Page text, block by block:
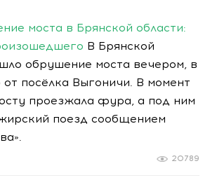
моста в Брянской области:
В Брянской
обрушение моста вечером, в
от посёлка Выгоничи. В момент
проезжала фура, а под ним
поезд сообщением
20789